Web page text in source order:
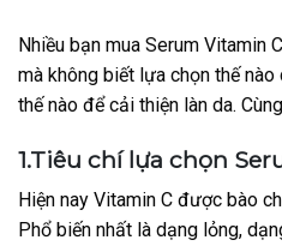
Nhiều bạn mua Serum Vitamin
mà không biết lựa chọn thế
thế nào để cải thiện làn da.
1.Tiêu chí lựa chọn
Hiện nay Vitamin C được bào
Phổ biến nhất là dạng lỏng,